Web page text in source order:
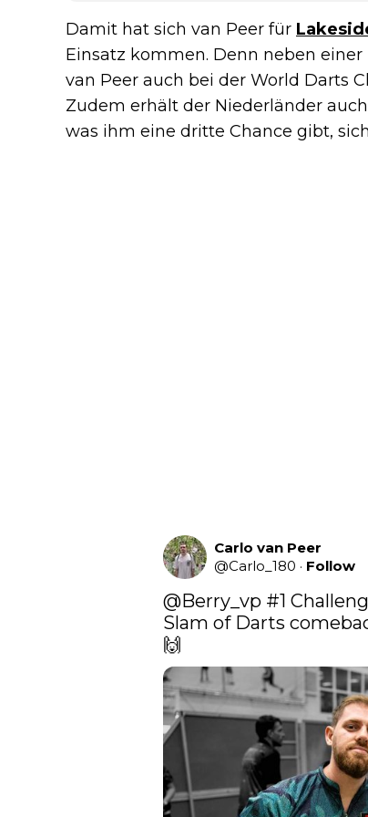
Damit hat sich van Peer für
Einsatz kommen. Denn neben
van Peer auch bei der World Darts
Zudem erhält der Niederländer
was ihm eine dritte Chance gibt,
Carlo van Peer
@Carlo_180 · Follow
@Berry_vp #1
Slam of Darts
🙌